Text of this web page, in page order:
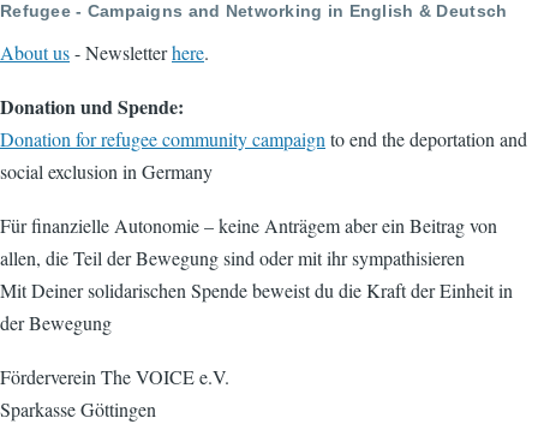
Refugee - Campaigns and Networking in English & Deutsch
About us- Newsletterhere.
Donation und Spende:
Donation for refugee community campaign to end the deportation and
social exclusion in Germany
Für finanzielle Autonomie – keine Anträgem aber ein Beitrag von
allen, die Teil der Bewegung sind oder mit ihr sympathisieren
Mit Deiner solidarischen Spende beweist du die Kraft der Einheit in
der Bewegung
Förderverein The VOICE e.V.
Sparkasse Göttingen